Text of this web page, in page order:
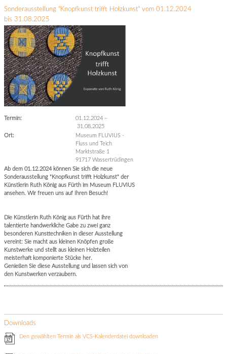
Sonderausstellung "Knopfkunst trifft Holzkunst" vom 01.12.2024
bis 31.08.2025
Termin: 01.12.2024 –
31.08.2025
Ort:
Museum FLUVIUS -
Fluss und Teich
Marktstraße 1
91717 Wassertrüdingen
Ab dem 01.12.2024 können Sie sich die neue
Sonderausstellung "Knopfkunst trifft Holzkunst" der
Künstlerin Ruth König aus Fürth im Museum FLUVIUS
ansehen. Wir freuen uns auf Ihren Besuch!
Die Künstlerin Ruth König aus Fürth hat ihre
talentierte handwerkliche Gabe zu zwei ganz
besonderen Kunsttechniken in dieser Ausstellung
vereint: Sie macht aus kleinen Knöpfen große
Kunstwerke und stellt aus kleinen Holzteilen
meisterhaft komponierte Stücke her.
Genießen Sie diese Ausstellung und lassen sich von
den Kunstwerken verzaubern.
Downloads
Den gewählten Termin als VCS-Kalenderdatei downloaden